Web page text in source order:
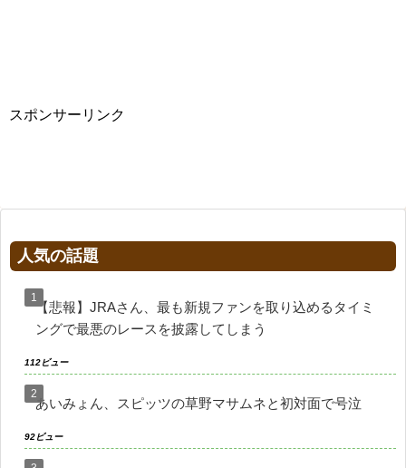
スポンサーリンク
人気の話題
【悲報】JRAさん、最も新規ファンを取り込めるタイミ
ングで最悪のレースを披露してしまう
112ビュー
あいみょん、スピッツの草野マサムネと初対面で号泣
92ビュー